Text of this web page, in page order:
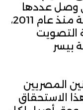
وصل عددها
إلى عشرة استحقاقات دستورية منذ عام 2011،
التصويت
بيسر
المصريين
الاستحقاق